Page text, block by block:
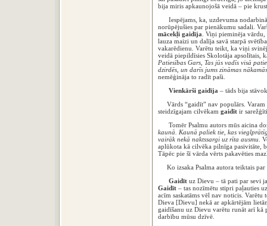
bija miris apkaunojošā veidā – pie
Iespējams, ka, uzdevuma
norūpējušies par pienākumu sadali.
mācekļi gaidīja . Viņi pieminēja
lauza maizi un dalīja savā starpā
vakarēdienu. Varētu teikt, ka viņi
veidā piepildīsies Skolotāja apsolītais,
Patiesības Gars, Tas jūs vadīs visā
dzirdēs, un darīs jums zināmas
nemēģināja to radīt paši.
Vienkārši gaidīja – tāds bija
Vārds “gaidīt” nav populārs. Varam
steidzīgajam cilvēkam gaidīt ir
Tomēr Psalmu autors mūs aicina
kaunā. Kaunā paliek tie, kas
vairāk nekā naktssargi uz rīta ausmu.
aplūkota kā cilvēka pilnīga pasivitāte,
Tāpēc pie šī vārda vērts pakavēties
Ko izsaka Psalma autora teiktais par
Gaidīt uz Dievu – tā pati par sevi
Gaidīt – tas nozīmētu stipri paļauties
acīm saskatāms vēl nav noticis.
Dieva [Dievu] nekā ar apkārtējām
gaidīšanu uz Dievu varētu runāt arī kā
darbību mūsu dzīvē.